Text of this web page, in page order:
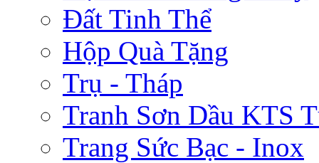
Đất Tinh Thể
Hộp Quà Tặng
Trụ - Tháp
Tranh Sơn Dầu KTS
Trang Sức Bạc - Inox